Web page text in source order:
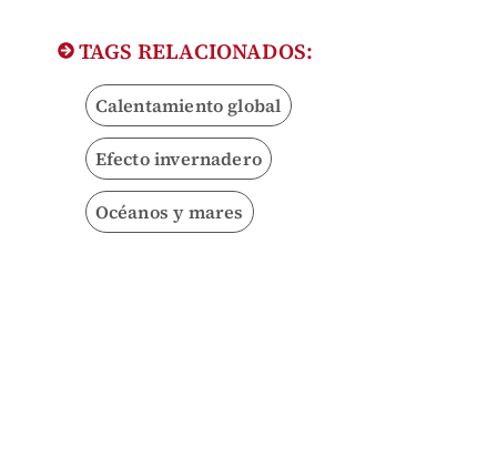
TAGS RELACIONADOS:
Calentamiento global
Efecto invernadero
Océanos y mares